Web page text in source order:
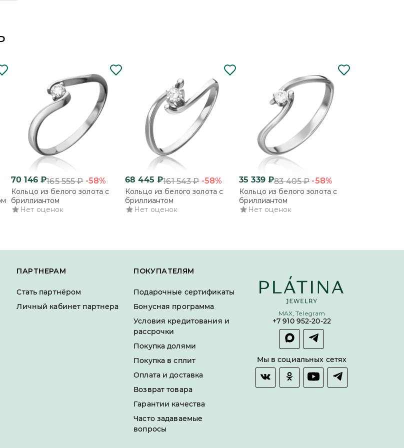
70 146₽165 555₽ -58%
Кольцо из белого золота с
бриллиантом
Нет оценок
68 445 ₽161 543₽ -58%
Кольцо из белого золота с
бриллиантом
Нет оценок
35 339₽83 405₽ -58%
Кольцо из белого золота с
бриллиантом
Нет оценок
ПАРТНЕРАМ
Стать партнёром
Личный кабинет партнера
ПОКУПАТЕЛЯМ
Подарочные сертификаты
Бонусная программа
Условия кредитования и
рассрочки
Покупка долями
Покупка в сплит
Оплата и доставка
Возврат товара
Гарантии качества
Часто задаваемые
вопросы
MAX, Telegram
+7 910 952-20-22
Мы в социальных сетях